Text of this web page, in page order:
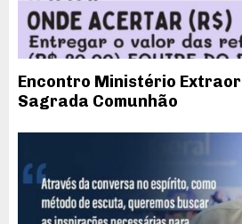
Encontro Ministério
Sagrada Comunhão